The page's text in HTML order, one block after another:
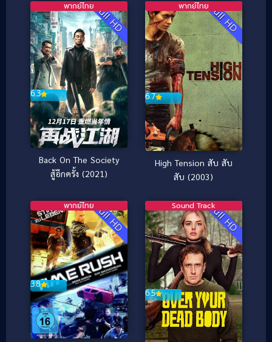
Full HD
6.3
พากย์ไทย
Back On The Society
สู้อีกครั้ง (2021)
Full HD
6.7
พากย์ไทย
High Tension สับ สับ
สับ (2003)
Full HD
3.8
พากย์ไทย Full HD
6.5
Sound Track